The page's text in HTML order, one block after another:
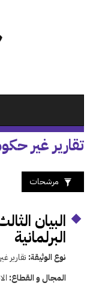
تقارير غير
مرشحات
البرلمانية
نوع الوثيقة: تقارير
المجال و القطاع: